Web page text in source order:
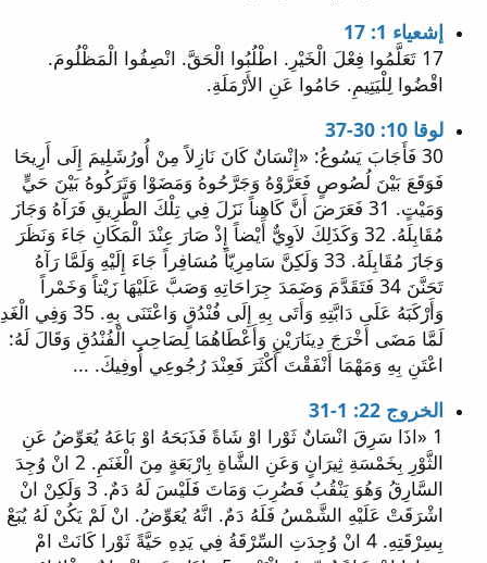
إشعياء 1: 17
17 تَعَلَّمُوا فِعْلَ الْخَيْرِ. اطْلُبُوا الْحَقَّ. انْصِفُوا الْمَظْلُومَ.
اقْضُوا لِلْيَتِيمِ. حَامُوا عَنِ الأَرْمَلَةِ.
لوقا 10: 30-37
30 فَأَجَابَ يَسُوعُ: «إِنْسَانٌ كَانَ نَازِلاً مِنْ أُورُشَلِيمَ إِلَى أَرِيحَا
فَوَقَعَ بَيْنَ لُصُوصٍ فَعَرَّوْهُ وَجَرَّحُوهُ وَمَضَوْا وَتَرَكُوهُ بَيْنَ حَيٍّ
وَمَيْتٍ. 31 فَعَرَضَ أَنَّ كَاهِناً نَزَلَ فِي تِلْكَ الطَّرِيقِ فَرَآهُ وَجَازَ
مُقَابِلَهُ. 32 وَكَذَلِكَ لاَوِيٌّ أَيْضاً إِذْ صَارَ عِنْدَ الْمَكَانِ جَاءَ وَنَظَرَ
وَجَازَ مُقَابِلَهُ. 33 وَلَكِنَّ سَامِرِيّاً مُسَافِراً جَاءَ إِلَيْهِ وَلَمَّا رَآهُ
تَحَنَّنَ 34 فَتَقَدَّمَ وَضَمَدَ جِرَاحَاتِهِ وَصَبَّ عَلَيْهَا زَيْتاً وَخَمْراً
وَأَرْكَبَهُ عَلَى دَابَّتِهِ وَأَتَى بِهِ إِلَى فُنْدُقٍ وَاعْتَنَى بِهِ. 35 وَفِي الْغَدِ
لَمَّا مَضَى أَخْرَجَ دِينَارَيْنِ وَأَعْطَاهُمَا لِصَاحِبِ الْفُنْدُقِ وَقَالَ لَهُ:
اعْتَنِ بِهِ وَمَهْمَا أَنْفَقْتَ أَكْثَرَ فَعِنْدَ رُجُوعِي أُوفِيكَ. ...
الخروج 22: 1-31
1 «اذَا سَرِقَ انْسَانٌ ثَوْرا اوْ شَاةً فَذَبَحَهُ اوْ بَاعَهُ يُعَوِّضُ عَنِ
الثَّوْرِ بِخَمْسَةِ ثِيرَانٍ وَعَنِ الشَّاةِ بِارْبَعَةٍ مِنَ الْغَنَمِ. 2 انْ وُجِدَ
السَّارِقُ وَهُوَ يَنْقُبُ فَضُرِبَ وَمَاتَ فَلَيْسَ لَهُ دَمٌ. 3 وَلَكِنْ انْ
اشْرَقَتْ عَلَيْهِ الشَّمْسُ فَلَهُ دَمٌ. انَّهُ يُعَوِّضُ. انْ لَمْ يَكُنْ لَهُ يُبَعْ
بِسِرْقَتِهِ. 4 انْ وُجِدَتِ السِّرْقَةُ فِي يَدِهِ حَيَّةً ثَوْرا كَانَتْ امْ